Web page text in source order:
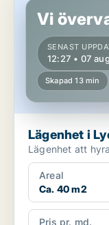
Vi
SENAST
12:27 • 07
Skapad 13 min
Lägenhet i
Areal
Ca. 40 m2
Pris pr. md.